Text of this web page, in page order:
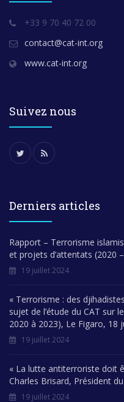
+33 9 70 40 72 00
contact@cat-int.org
www.cat-int.org
Suivez nous
Derniers articles
Rapport – Terrorisme
et projets d’attentats (2020
19 juillet 2024
« Terrorisme : des
sujet de l’étude du CAT sur
2020 à 2023), Le Figaro, 18
19 juillet 2024
« La lutte antiterroriste doit
Charles Brisard, Président
19 juillet 2024